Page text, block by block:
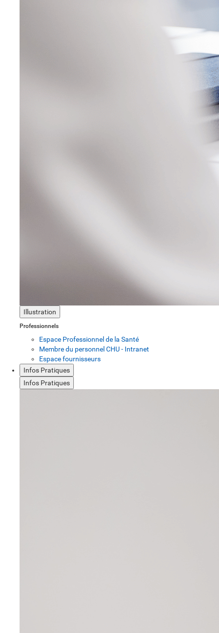
Illustration
Professionnels
Espace Professionnel de la Santé
Membre du personnel CHU - Intranet
Espace fournisseurs
Infos Pratiques
Infos Pratiques